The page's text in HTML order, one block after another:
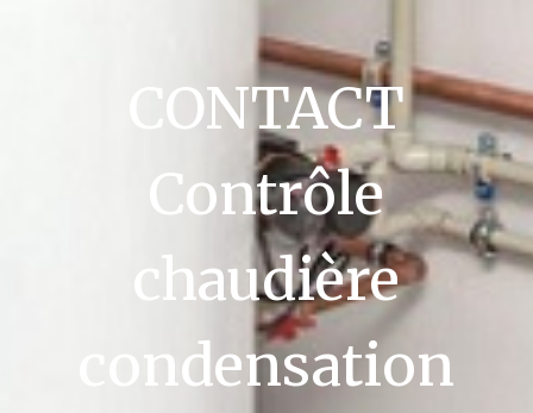
CONTACT
Contrôle
chaudière
condensation